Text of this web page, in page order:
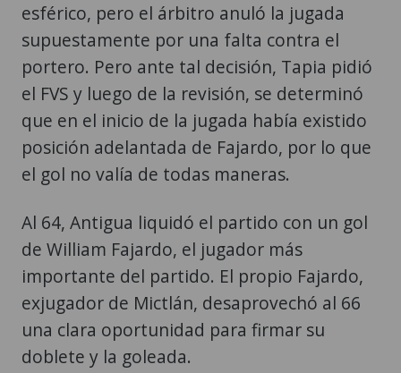
esférico, pero el árbitro anuló la jugada
supuestamente por una falta contra el
portero. Pero ante tal decisión, Tapia pidió
el FVS y luego de la revisión, se determinó
que en el inicio de la jugada había existido
posición adelantada de Fajardo, por lo que
el gol no valía de todas maneras.
Al 64, Antigua liquidó el partido con un gol
de William Fajardo, el jugador más
importante del partido. El propio Fajardo,
exjugador de Mictlán, desaprovechó al 66
una clara oportunidad para firmar su
doblete y la goleada.